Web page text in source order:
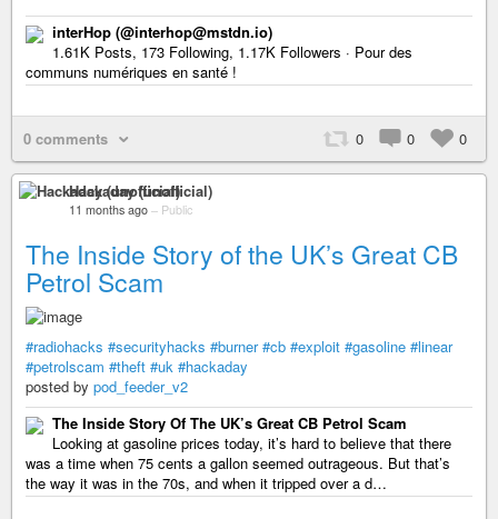
interHop (@interhop@mstdn.io)
1.61K Posts, 173 Following, 1.17K Followers · Pour des
communs numériques en santé !
0 comments 0 0 0
Hackaday (unofficial)
11 months ago – Public
The Inside Story of the UK’s Great CB
Petrol Scam
#radiohacks #securityhacks #burner #cb #exploit #gasoline #linear
#petrolscam #theft #uk #hackaday
posted by pod_feeder_v2
The Inside Story Of The UK’s Great CB Petrol Scam
Looking at gasoline prices today, it’s hard to believe that there
was a time when 75 cents a gallon seemed outrageous. But that’s
the way it was in the 70s, and when it tripped over a d…